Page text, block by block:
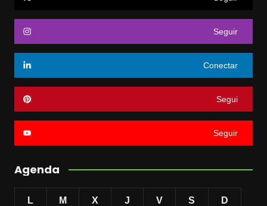
Seguir
Conectar
Segui
Seguir
Agenda
L M X J V S D